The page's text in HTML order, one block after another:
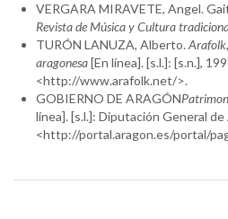
VERGARA MIRAVETE, Angel.
Revista de Música y Cultura
TURÓN LANUZA, Alberto.
aragonesa[En línea]. [s.l.]: [s.n.],
<http://www.arafolk.net/>.
GOBIERNO DE ARAGÓN
línea]. [s.l.]: Diputación General de
<http://portal.aragon.es/portal/